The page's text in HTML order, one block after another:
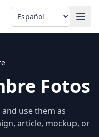
Language
Fotos
use them as
article, mockup, or